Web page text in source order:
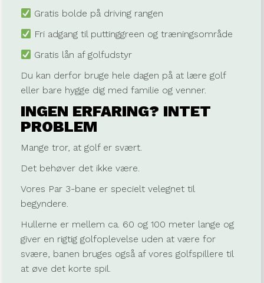
Gratis bolde på driving rangen
Fri adgang til puttinggreen og træningsområde
Gratis lån af golfudstyr
Du kan derfor bruge hele dagen på at lære golf
eller bare hygge dig med familie og venner.
INGEN ERFARING? INTET
PROBLEM
Mange tror, at golf er svært.
Det behøver det ikke være.
Vores Par 3-bane er specielt velegnet til
begyndere.
Hullerne er mellem ca. 60 og 100 meter lange og
giver en rigtig golfoplevelse uden at være for
svære, banen bruges også af vores golfspillere til
at øve det korte spil.